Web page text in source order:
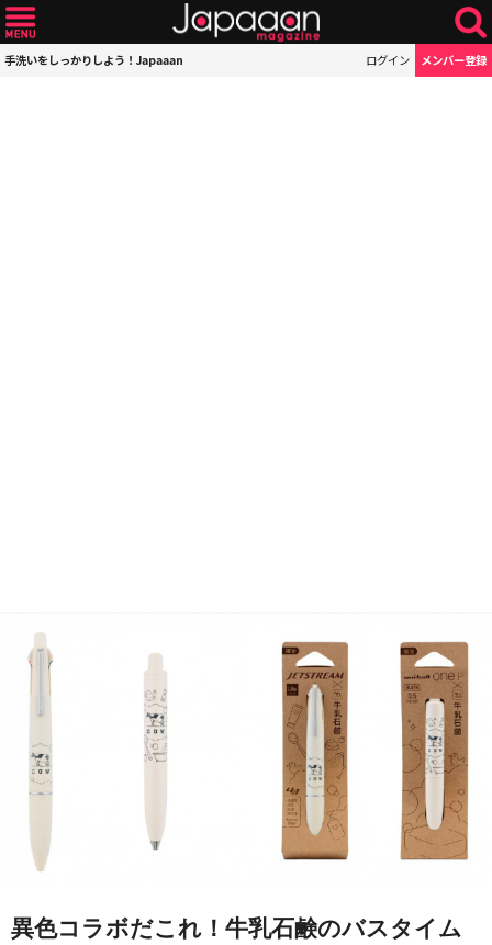
手洗いをしっかりしよう！Japaaan ログイン メンバー登録
異色コラボだこれ！牛乳石鹸のバスタイム